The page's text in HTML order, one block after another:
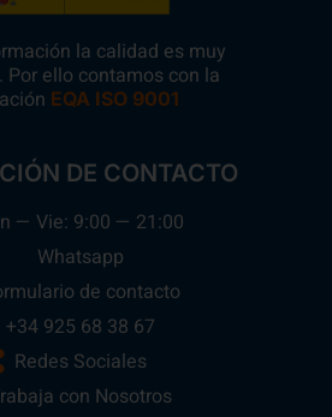
la calidad es muy
Por ello contamos con la
EQA ISO 9001
DE CONTACTO
— Vie: 9:00 — 21:00
Whatsapp
de contacto
+34 925 68 38 67
Redes Sociales
con Nosotros